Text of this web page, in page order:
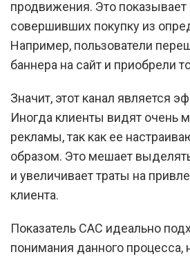
продвижения. Это показывает
совершивших покупку из
Например, пользователи
баннера на сайт и приобрели
Значит, этот канал является
Иногда клиенты видят очень
рекламы, так как ее
образом. Это мешает
и увеличивает траты на
клиента.
Показатель CAC идеально
понимания данного процесса,